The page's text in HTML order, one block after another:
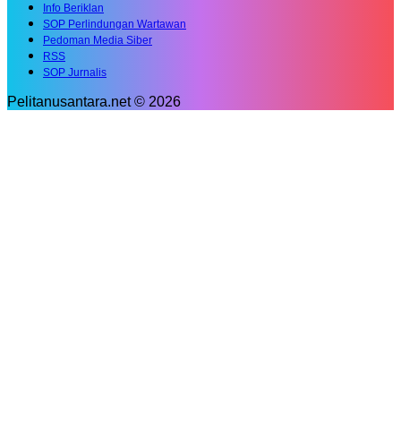
Info Beriklan
SOP Perlindungan Wartawan
Pedoman Media Siber
RSS
SOP Jurnalis
Pelitanusantara.net © 2026